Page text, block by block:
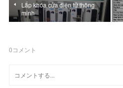
Lắp khóa cửa điện tử thông
minh
0コメント